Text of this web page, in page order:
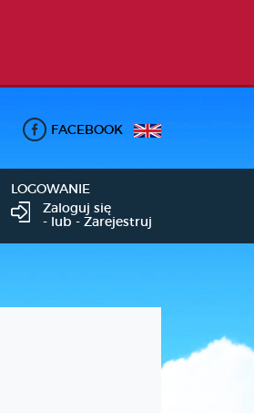
FACEBOOK
LOGOWANIE
Zaloguj się
- lub - Zarejestruj